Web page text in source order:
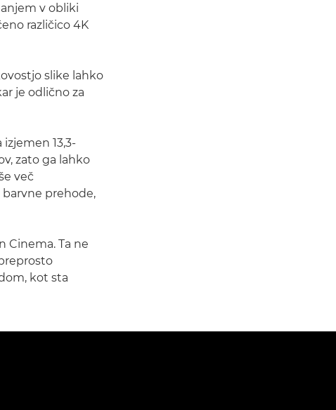
v obliki
različico 4K
slike lahko
je odlično za
13,3-
zato ga lahko
več
prehode,
Cinema. Ta ne
kot sta